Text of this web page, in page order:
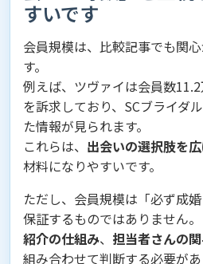
すいです
会員規模は、比較記事でも関
す。
例えば、ツヴァイは会員数
を訴求しており、SCブライダ
た情報が見られます。
これらは、 出会いの選択肢を
材料になりやすいです。
ただし、会員規模は「必ず成
保証するものではありません。
紹介の仕組み、 担当者さんの
組み合わせて判断する必要があ